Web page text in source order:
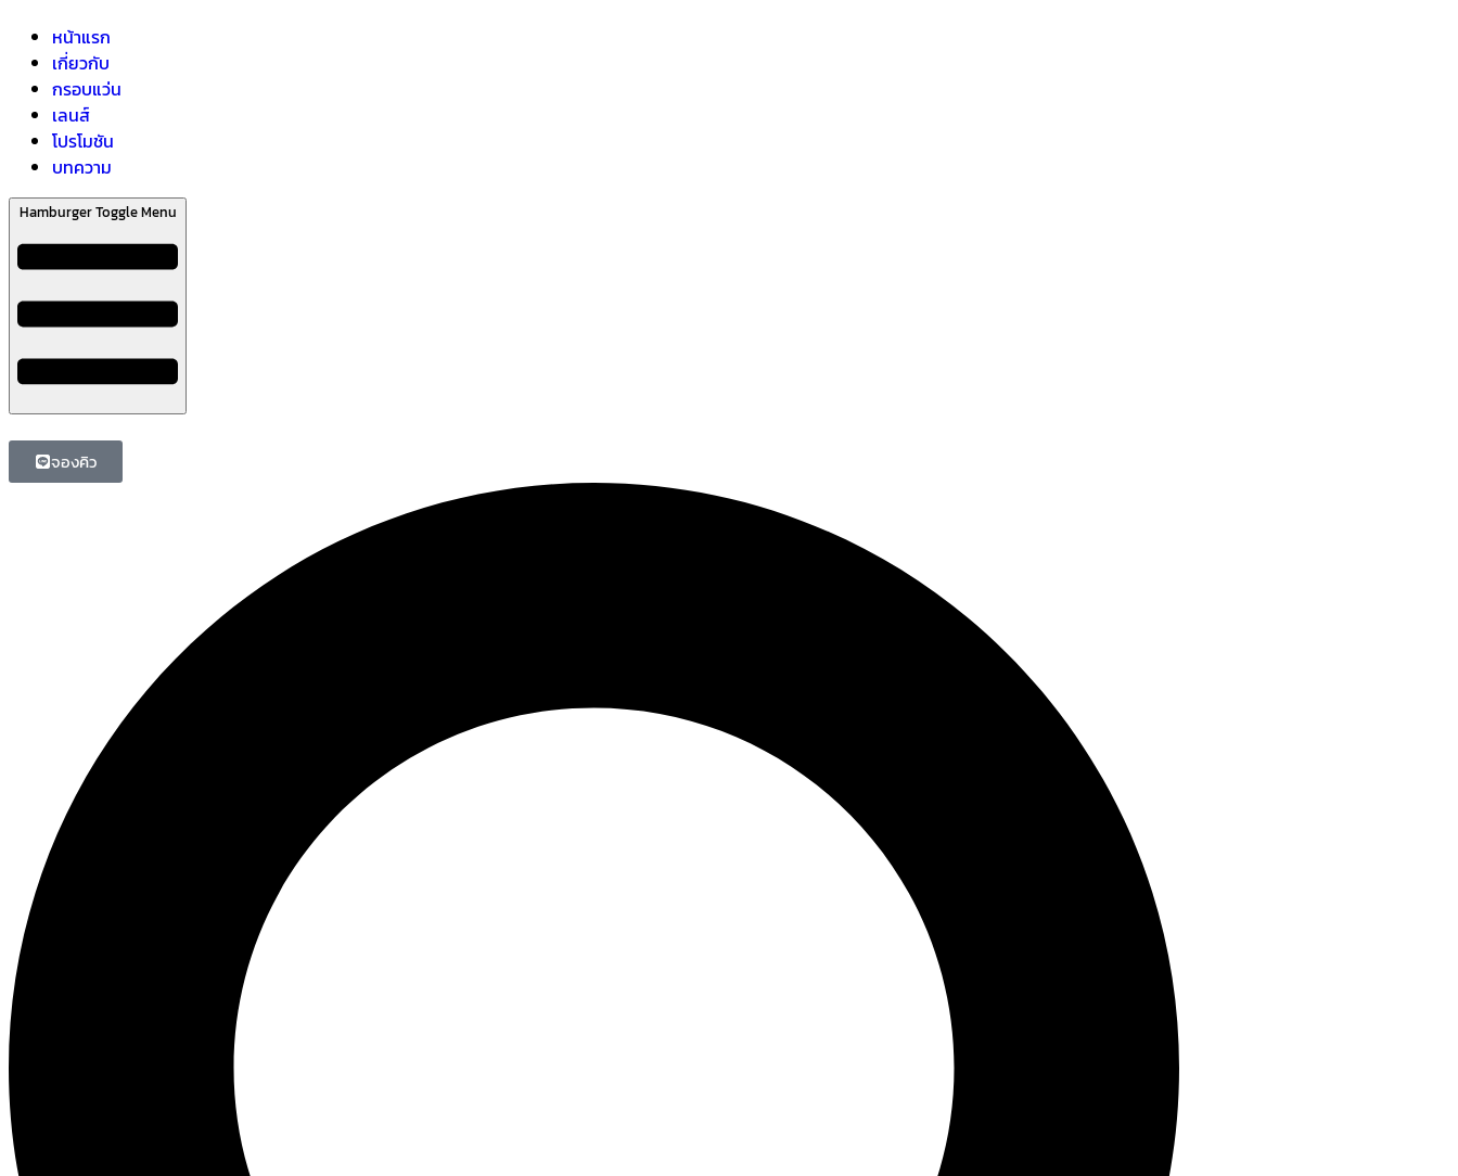
หน้าแรก
เกี่ยวกับ
กรอบแว่น
เลนส์
โปรโมชัน
บทความ
Hamburger Toggle Menu
จองคิว